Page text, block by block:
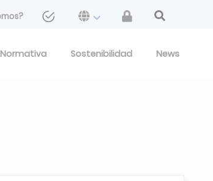
Normativa Sostenibilidad News